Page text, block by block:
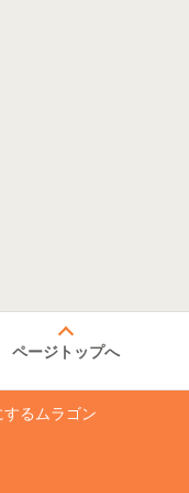
ページトップへ
るムラゴン